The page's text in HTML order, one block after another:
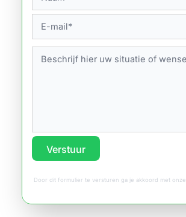
Verstuur
Door dit formulier te versturen ga je akkoord met onze